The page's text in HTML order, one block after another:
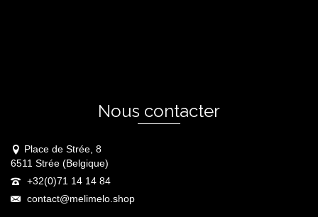
Nous contacter
Place de Strée, 8
6511 Strée (Belgique)
+32(0)71 14 14 84
contact@melimelo.shop